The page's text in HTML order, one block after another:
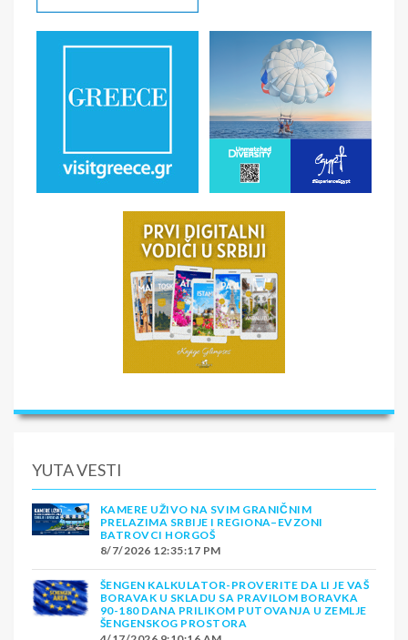
YUTA VESTI
KAMERE UŽIVO NA SVIM GRANIČNIM
PRELAZIMA SRBIJE I REGIONA–EVZONI
BATROVCI HORGOŠ
8/7/2026 12:35:17 PM
ŠENGEN KALKULATOR-PROVERITE DA LI JE VAŠ
BORAVAK U SKLADU SA PRAVILOM BORAVKA
90-180 DANA PRILIKOM PUTOVANJA U ZEMLJE
ŠENGENSKOG PROSTORA